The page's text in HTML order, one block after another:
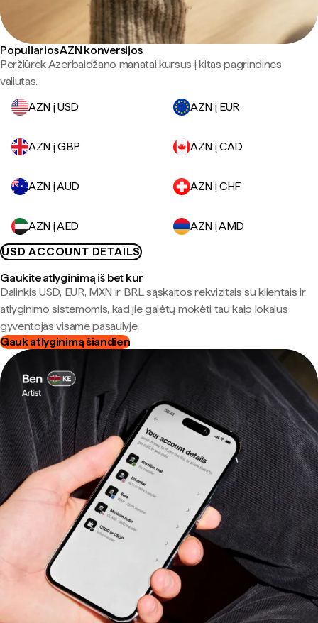
Populiarios AZN konversijos
Peržiūrėk Azerbaidžano manatai kursus į kitas pagrindines
valiutas.
AZN į USD
AZN į EUR
AZN į GBP AZN į CAD
AZN į AUD AZN į CHF
AZN į AED
AZN į AMD
USD ACCOUNT DETAILS
Gaukite atlyginimą iš bet kur
Dalinkis USD, EUR, MXN ir BRL sąskaitos rekvizitais su klientais ir
atlyginimo sistemomis, kad jie galėtų mokėti tau kaip lokalus
gyventojas visame pasaulyje.
Gauk atlyginimą šiandien